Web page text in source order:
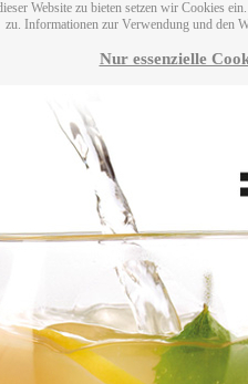
Website zu bieten setzen wir Cookies
zu. Informationen zur Verwendung und den
Nur essenzielle